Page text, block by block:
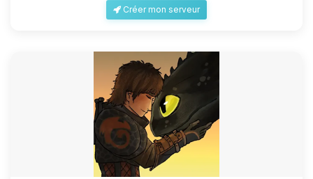
Créer mon serveur